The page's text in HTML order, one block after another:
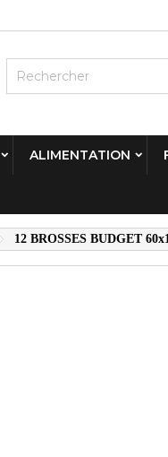
ALIMENTATION
12 BROSSES BUDGET